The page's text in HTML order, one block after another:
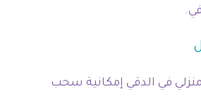
في الدقي إمكانية سحب